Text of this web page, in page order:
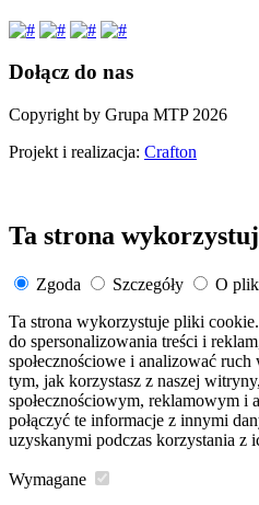
Dołącz do nas
Copyright by Grupa MTP 2026
Projekt i realizacja: Crafton
Ta strona
Zgoda Szczegóły
O
Ta strona wykorzystuje pliki
do spersonalizowania treści i
społecznościowe i analizować
tym, jak korzystasz z naszej
społecznościowym, reklamowym i
połączyć te informacje z innymi
uzyskanymi podczas korzystania z
Wymagane